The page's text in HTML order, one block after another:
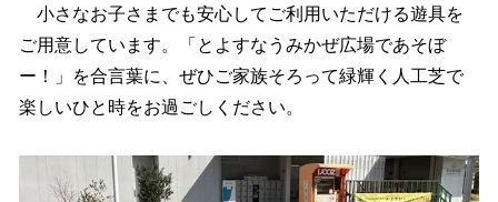
小さなお子さまでも安心してご利用いただける遊具を
ご用意しています。「とよすなうみかぜ広場であそぼ
ー！」を合言葉に、ぜひご家族そろって緑輝く人工芝で
楽しいひと時をお過ごしください。